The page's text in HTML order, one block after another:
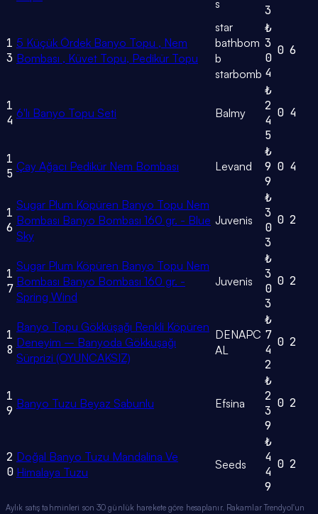
s
3
1
3
5 Küçük Ördek Banyo Topu , Nem
Bombası , Küvet Topu, Pedikür Topu
star
bathbom
b
starbomb
₺
3
0
4
0 6
1
4 6'lı Banyo Topu Seti Balmy
₺
2
4
5
0 4
1
5 Çay Ağacı Pedikür Nem Bombası Levand
₺
9
9
0 4
1
6
Sugar Plum Köpüren Banyo Topu Nem
Bombası Banyo Bombası 160 gr. - Blue
Sky
Juvenis
₺
3
0
3
0 2
1
7
Sugar Plum Köpüren Banyo Topu Nem
Bombası Banyo Bombası 160 gr. -
Spring Wind
Juvenis
₺
3
0
3
0 2
1
8
Banyo Topu Gökküşağı Renkli Köpüren
Deneyim – Banyoda Gökkuşağı
Sürprizi (OYUNCAKSIZ)
DENAPC
AL
₺
7
4
2
0 2
1
9 Banyo Tuzu Beyaz Sabunlu Efsina
₺
2
3
9
0 2
2
0
Doğal Banyo Tuzu Mandalina Ve
Himalaya Tuzu
Seeds
₺
4
4
9
0 2
Aylık satış tahminleri son 30 günlük harekete göre hesaplanır. Rakamlar Trendyol'un